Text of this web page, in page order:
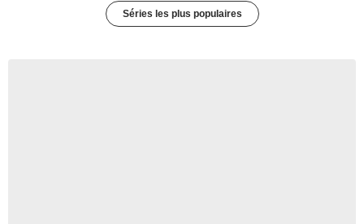
Séries les plus populaires